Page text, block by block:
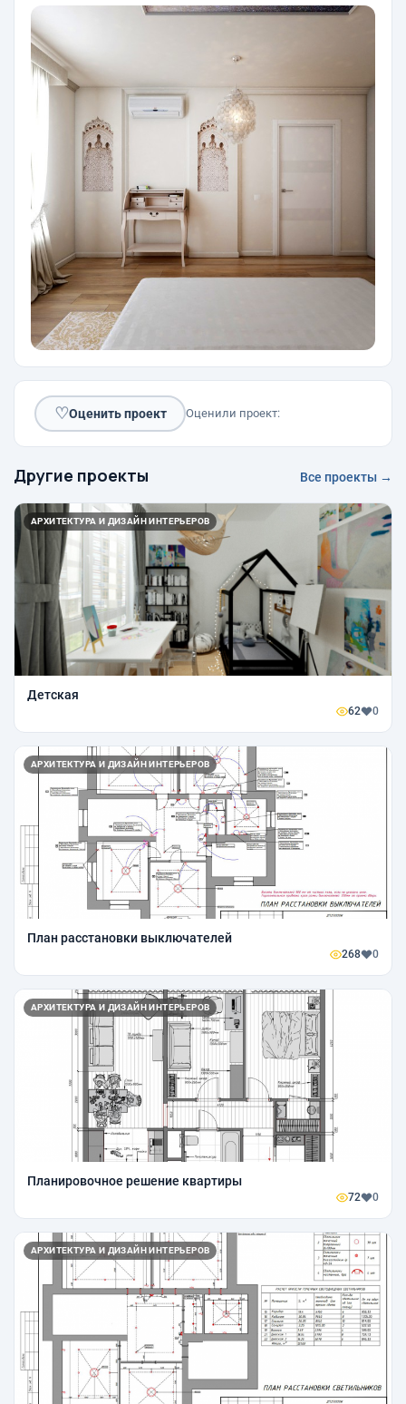
♡Оценить проект Оценили проект:
Другие проекты Все проекты →
АРХИТЕКТУРА И ДИЗАЙН ИНТЕРЬЕРОВ
Детская
62 0
АРХИТЕКТУРА И ДИЗАЙН ИНТЕРЬЕРОВ
План расстановки выключателей
268 0
АРХИТЕКТУРА И ДИЗАЙН ИНТЕРЬЕРОВ
Планировочное решение квартиры
72 0
АРХИТЕКТУРА И ДИЗАЙН ИНТЕРЬЕРОВ